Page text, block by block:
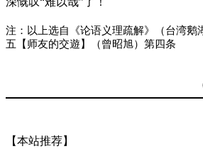
注：以上选自《论语义理疏解》（台湾鹅
五【师友的交遊】（曾昭旭）第四条
【本站推荐】